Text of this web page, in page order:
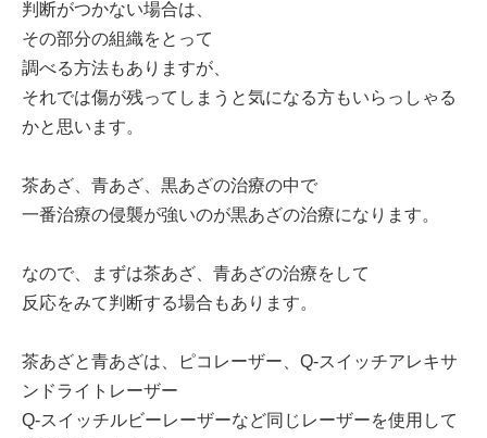
判断がつかない場合は、
その部分の組織をとって
調べる方法もありますが、
それでは傷が残ってしまうと気になる方もいらっしゃる
かと思います。
茶あざ、青あざ、黒あざの治療の中で
一番治療の侵襲が強いのが黒あざの治療になります。
なので、まずは茶あざ、青あざの治療をして
反応をみて判断する場合もあります。
茶あざと青あざは、ピコレーザー、Q-スイッチアレキサ
ンドライトレーザー
Q-スイッチルビーレーザーなど同じレーザーを使用して